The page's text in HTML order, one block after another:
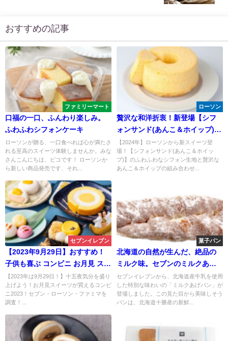
おすすめの記事
ファミリーマート
口福の一口、ふんわり楽しみ。
ふわふわシフォンケーキ
ローソンが贈る、一口食べれば心が満たさ
れる至高のスイーツ体験しませんか。みな
さんこんにちは、ピコです！ ローソンか
ら新しい商品発売です、それ...
ローソン
贅沢な和洋折衷！新登場【シフ
ォンサンド(あんこ＆ホイップ)】
の魅力
【2024年】ローソンから新スイーツ登
場！【シフォンサンド(あんこ＆ホイッ
プ)】のふわふわなシフォン生地と贅沢な
あんこ＆ホイップの組み合わせ...
セブンイレブン
【2023年9月29日】おすすめ！
子供も喜ぶ コンビニ お月見 スイ
ーツ ♪セブン-イレブン • ファミ
マ・ローソンを調査！
【2023年は9月29日！】十五夜気分を盛り
上げよう！お月見スイーツが買えるコンビ
ニ2023！セブン・ローソン・ファミマを
調査！...
菓子パン
北海道の自然が生んだ、絶品の
ミルク味。セブンのミルクあげ
パンで至福のひとときを。
セブンイレブンから、北海道産牛乳を使用
した特別な味わいの「ミルクあげパン」が
登場しました。この見た目から美味しそう
パンは、北海道十勝産の新鮮...